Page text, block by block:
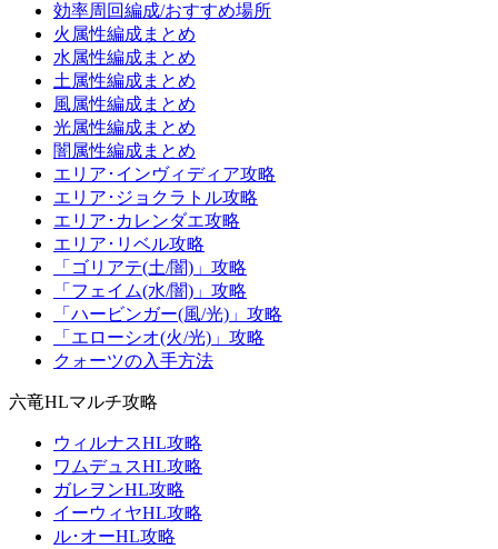
効率周回編成/おすすめ場所
火属性編成まとめ
水属性編成まとめ
土属性編成まとめ
風属性編成まとめ
光属性編成まとめ
闇属性編成まとめ
エリア･インヴィディア攻略
エリア･ジョクラトル攻略
エリア･カレンダエ攻略
エリア･リベル攻略
「ゴリアテ(土/闇)」攻略
「フェイム(水/闇)」攻略
「ハービンガー(風/光)」攻略
「エローシオ(火/光)」攻略
クォーツの入手方法
六竜HLマルチ攻略
ウィルナスHL攻略
ワムデュスHL攻略
ガレヲンHL攻略
イーウィヤHL攻略
ル･オーHL攻略